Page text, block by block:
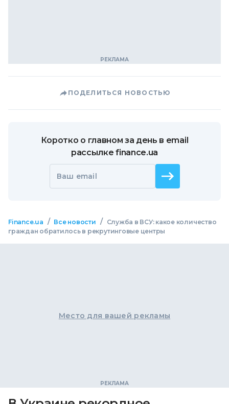
ПОДЕЛИТЬСЯ НОВОСТЬЮ
Коротко о главном за день в email
рассылке finance.ua
Ваш email
Finance.ua / Все новости /
Служба в ВСУ: какое количество
граждан обратилось в рекрутинговые центры
Место для вашей рекламы